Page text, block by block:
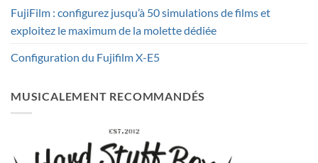
FujiFilm : configurez jusqu’à 50 simulations de films et
exploitez le maximum de la molette dédiée
Configuration du Fujifilm X-E5
MUSICALEMENT RECOMMANDÉS